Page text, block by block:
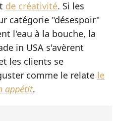
de créativité. Si les
catégorie "désespoir"
l'eau à la bouche, la
in USA s'avèrent
les clients se
comme le relate le
appétit.